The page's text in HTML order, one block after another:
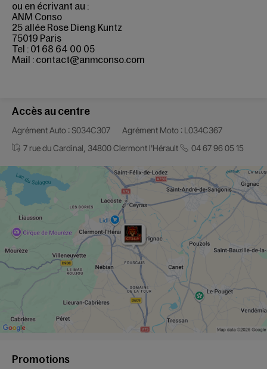
ou en écrivant au :
ANM Conso
25 allée Rose Dieng Kuntz
75019 Paris
Tel : 01 68 64 00 05
Mail : contact@anmconso.com
Accès au centre
Agrément Auto : S034C307
Agrément Moto : L034C367
7 rue du Cardinal, 34800 Clermont l'Hérault
04 67 96 05 15
Promotions